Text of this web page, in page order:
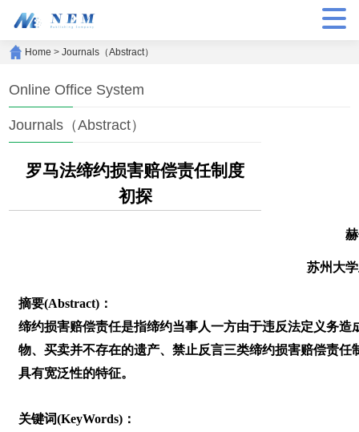
Home >Journals（Abstract）
Online Office System
Journals（Abstract）
罗马法缔约损害赔偿责任制度
初探
苏州大
摘要(Abstract)：
缔约损害赔偿责任是指缔约当事人一方由于违反法定义务
物、买卖并不存在的遗产、禁止反言三类缔约损害赔偿责
具有宽泛性的特征。
关键词(KeyWords)：